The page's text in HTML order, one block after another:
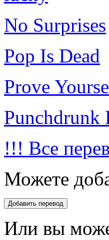
No Surprises
Pop Is Dead
Prove
Punchdrunk
!!! Все
Можете
Или вы